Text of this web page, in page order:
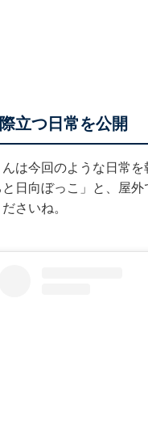
立つ日常を公開
は今回のような日常
と日向ぼっこ」と、屋
さいね。